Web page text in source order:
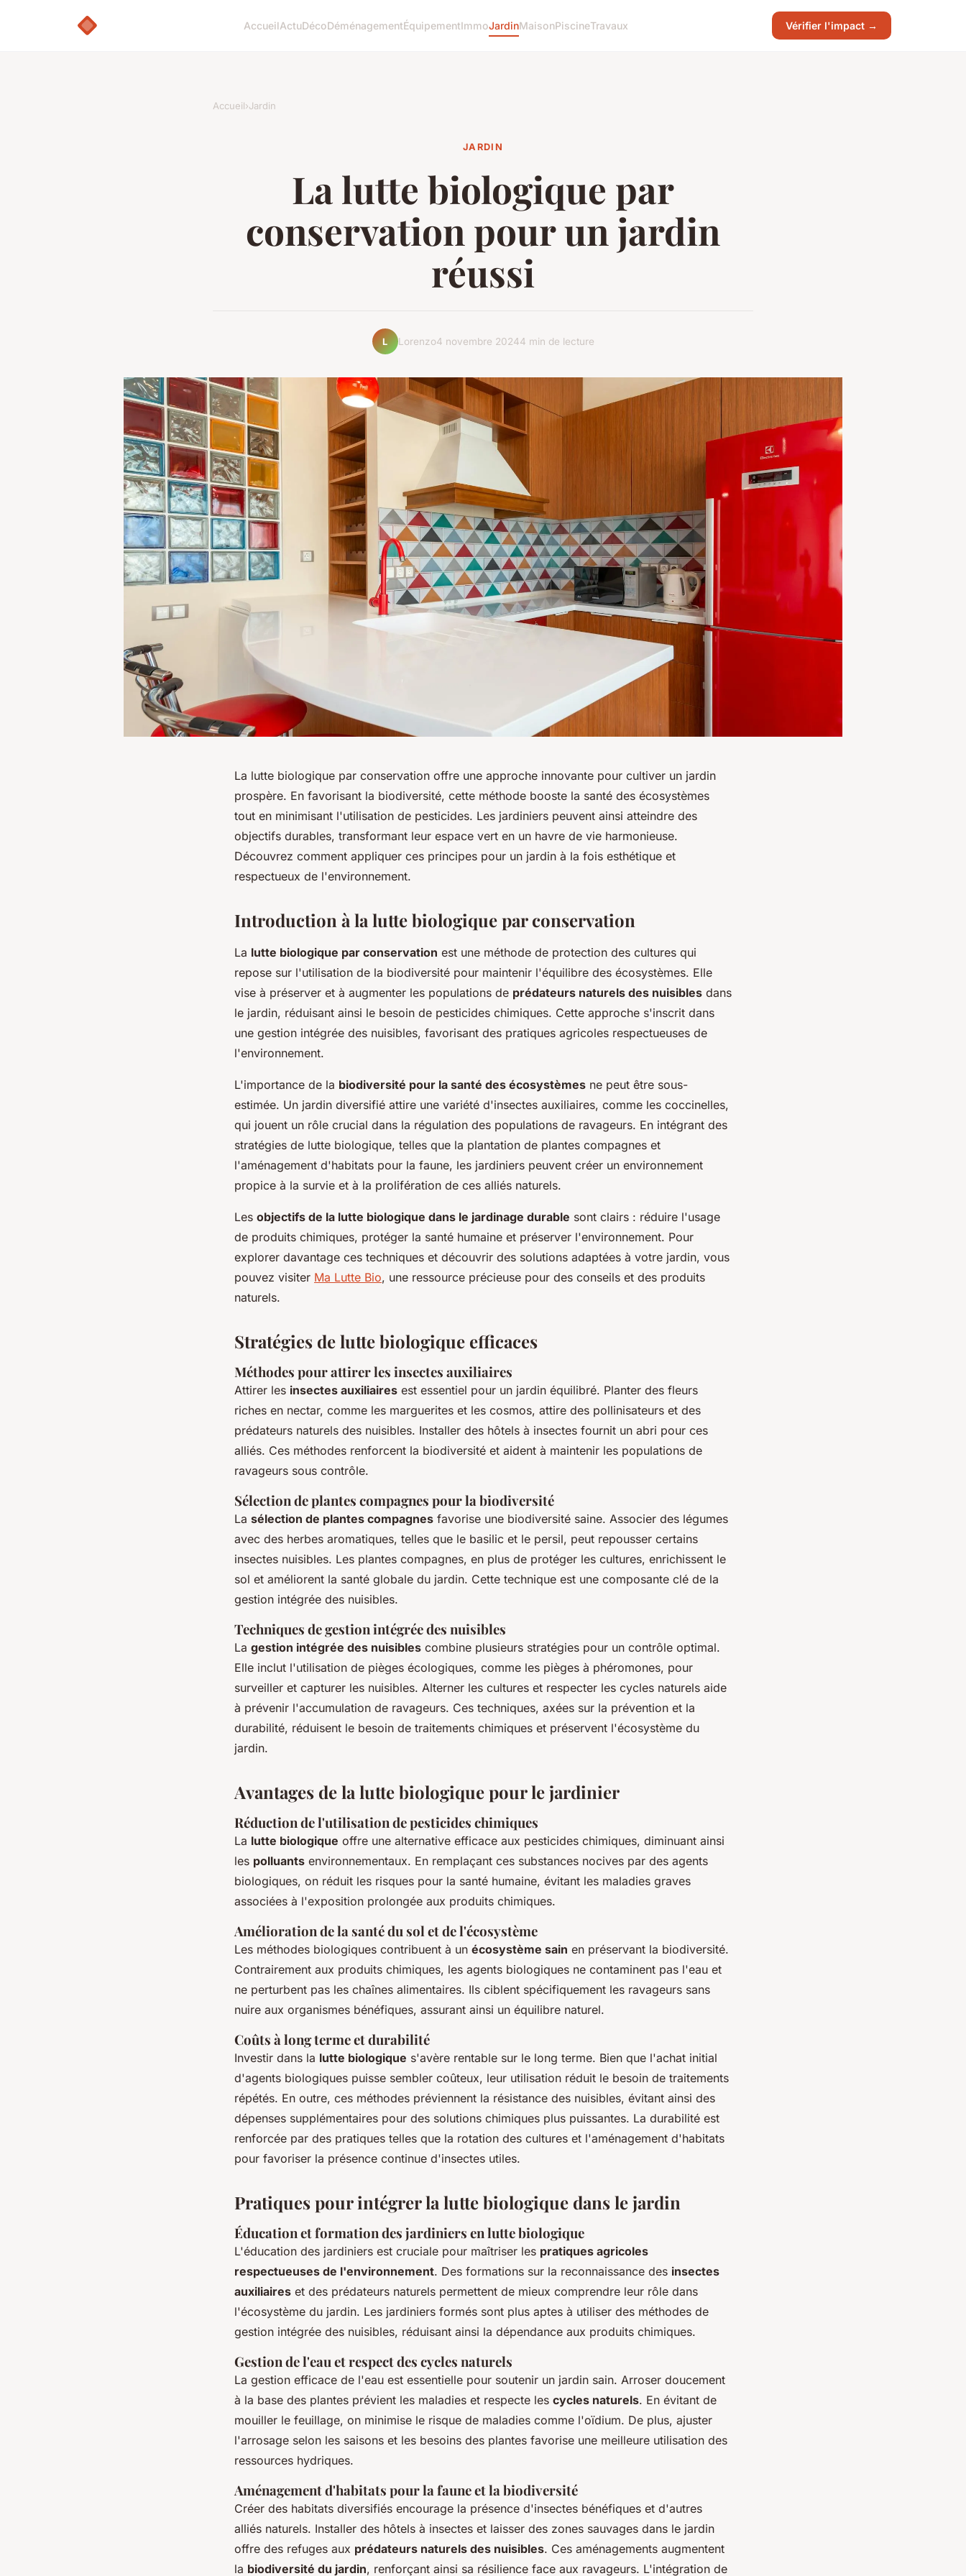
AccueilActuDécoDéménagementÉquipementImmoJardinMaisonPiscineTravaux Vérifier l'impact →
Accueil›Jardin
JARDIN
La lutte biologique par
conservation pour un jardin
réussi
L Lorenzo4 novembre 20244 min de lecture
La lutte biologique par conservation offre une approche innovante pour cultiver un jardin
prospère. En favorisant la biodiversité, cette méthode booste la santé des écosystèmes
tout en minimisant l'utilisation de pesticides. Les jardiniers peuvent ainsi atteindre des
objectifs durables, transformant leur espace vert en un havre de vie harmonieuse.
Découvrez comment appliquer ces principes pour un jardin à la fois esthétique et
respectueux de l'environnement.
Introduction à la lutte biologique par conservation
La lutte biologique par conservation est une méthode de protection des cultures qui
repose sur l'utilisation de la biodiversité pour maintenir l'équilibre des écosystèmes. Elle
vise à préserver et à augmenter les populations de prédateurs naturels des nuisibles dans
le jardin, réduisant ainsi le besoin de pesticides chimiques. Cette approche s'inscrit dans
une gestion intégrée des nuisibles, favorisant des pratiques agricoles respectueuses de
l'environnement.
L'importance de la biodiversité pour la santé des écosystèmes ne peut être sous-
estimée. Un jardin diversifié attire une variété d'insectes auxiliaires, comme les coccinelles,
qui jouent un rôle crucial dans la régulation des populations de ravageurs. En intégrant des
stratégies de lutte biologique, telles que la plantation de plantes compagnes et
l'aménagement d'habitats pour la faune, les jardiniers peuvent créer un environnement
propice à la survie et à la prolifération de ces alliés naturels.
Les objectifs de la lutte biologique dans le jardinage durable sont clairs : réduire l'usage
de produits chimiques, protéger la santé humaine et préserver l'environnement. Pour
explorer davantage ces techniques et découvrir des solutions adaptées à votre jardin, vous
pouvez visiter Ma Lutte Bio, une ressource précieuse pour des conseils et des produits
naturels.
Stratégies de lutte biologique efficaces
Méthodes pour attirer les insectes auxiliaires
Attirer les insectes auxiliaires est essentiel pour un jardin équilibré. Planter des fleurs
riches en nectar, comme les marguerites et les cosmos, attire des pollinisateurs et des
prédateurs naturels des nuisibles. Installer des hôtels à insectes fournit un abri pour ces
alliés. Ces méthodes renforcent la biodiversité et aident à maintenir les populations de
ravageurs sous contrôle.
Sélection de plantes compagnes pour la biodiversité
La sélection de plantes compagnes favorise une biodiversité saine. Associer des légumes
avec des herbes aromatiques, telles que le basilic et le persil, peut repousser certains
insectes nuisibles. Les plantes compagnes, en plus de protéger les cultures, enrichissent le
sol et améliorent la santé globale du jardin. Cette technique est une composante clé de la
gestion intégrée des nuisibles.
Techniques de gestion intégrée des nuisibles
La gestion intégrée des nuisibles combine plusieurs stratégies pour un contrôle optimal.
Elle inclut l'utilisation de pièges écologiques, comme les pièges à phéromones, pour
surveiller et capturer les nuisibles. Alterner les cultures et respecter les cycles naturels aide
à prévenir l'accumulation de ravageurs. Ces techniques, axées sur la prévention et la
durabilité, réduisent le besoin de traitements chimiques et préservent l'écosystème du
jardin.
Avantages de la lutte biologique pour le jardinier
Réduction de l'utilisation de pesticides chimiques
La lutte biologique offre une alternative efficace aux pesticides chimiques, diminuant ainsi
les polluants environnementaux. En remplaçant ces substances nocives par des agents
biologiques, on réduit les risques pour la santé humaine, évitant les maladies graves
associées à l'exposition prolongée aux produits chimiques.
Amélioration de la santé du sol et de l'écosystème
Les méthodes biologiques contribuent à un écosystème sain en préservant la biodiversité.
Contrairement aux produits chimiques, les agents biologiques ne contaminent pas l'eau et
ne perturbent pas les chaînes alimentaires. Ils ciblent spécifiquement les ravageurs sans
nuire aux organismes bénéfiques, assurant ainsi un équilibre naturel.
Coûts à long terme et durabilité
Investir dans la lutte biologique s'avère rentable sur le long terme. Bien que l'achat initial
d'agents biologiques puisse sembler coûteux, leur utilisation réduit le besoin de traitements
répétés. En outre, ces méthodes préviennent la résistance des nuisibles, évitant ainsi des
dépenses supplémentaires pour des solutions chimiques plus puissantes. La durabilité est
renforcée par des pratiques telles que la rotation des cultures et l'aménagement d'habitats
pour favoriser la présence continue d'insectes utiles.
Pratiques pour intégrer la lutte biologique dans le jardin
Éducation et formation des jardiniers en lutte biologique
L'éducation des jardiniers est cruciale pour maîtriser les pratiques agricoles
respectueuses de l'environnement. Des formations sur la reconnaissance des insectes
auxiliaires et des prédateurs naturels permettent de mieux comprendre leur rôle dans
l'écosystème du jardin. Les jardiniers formés sont plus aptes à utiliser des méthodes de
gestion intégrée des nuisibles, réduisant ainsi la dépendance aux produits chimiques.
Gestion de l'eau et respect des cycles naturels
La gestion efficace de l'eau est essentielle pour soutenir un jardin sain. Arroser doucement
à la base des plantes prévient les maladies et respecte les cycles naturels. En évitant de
mouiller le feuillage, on minimise le risque de maladies comme l'oïdium. De plus, ajuster
l'arrosage selon les saisons et les besoins des plantes favorise une meilleure utilisation des
ressources hydriques.
Aménagement d'habitats pour la faune et la biodiversité
Créer des habitats diversifiés encourage la présence d'insectes bénéfiques et d'autres
alliés naturels. Installer des hôtels à insectes et laisser des zones sauvages dans le jardin
offre des refuges aux prédateurs naturels des nuisibles. Ces aménagements augmentent
la biodiversité du jardin, renforçant ainsi sa résilience face aux ravageurs. L'intégration de